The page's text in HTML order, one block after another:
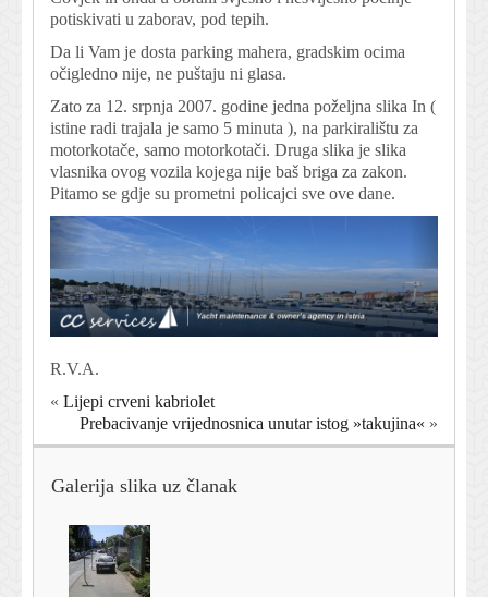
potiskivati u zaborav, pod tepih.
Da li Vam je dosta parking mahera, gradskim ocima
očigledno nije, ne puštaju ni glasa.
Zato za 12. srpnja 2007. godine jedna poželjna slika In (
istine radi trajala je samo 5 minuta ), na parkiralištu za
motorkotače, samo motorkotači. Druga slika je slika
vlasnika ovog vozila kojega nije baš briga za zakon.
Pitamo se gdje su prometni policajci sve ove dane.
R.V.A.
« Lijepi crveni kabriolet
Prebacivanje vrijednosnica unutar istog »takujina« »
Galerija slika uz članak